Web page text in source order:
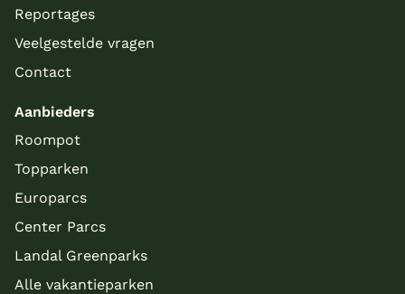
Reportages
Veelgestelde vragen
Contact
Aanbieders
Roompot
Topparken
Europarcs
Center Parcs
Landal Greenparks
Alle vakantieparken